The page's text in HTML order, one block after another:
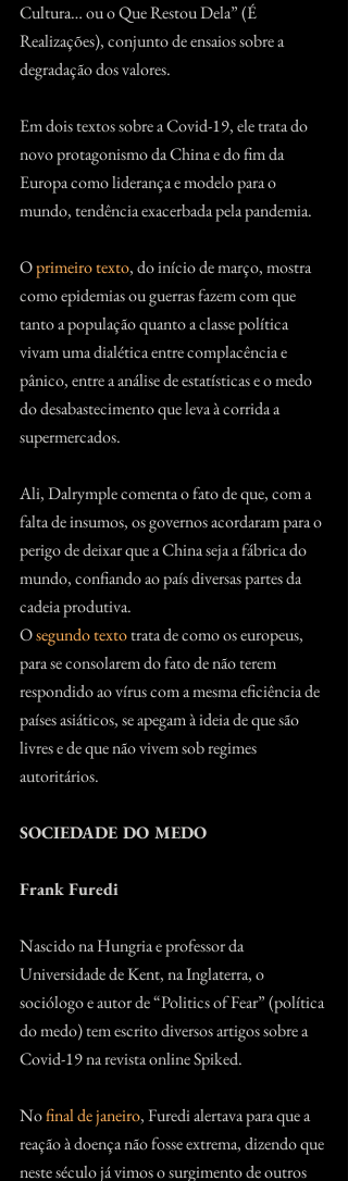
Cultura… ou o Que Restou Dela” (É
Realizações), conjunto de ensaios sobre a
degradação dos valores.
Em dois textos sobre a Covid-19, ele trata do
novo protagonismo da China e do fim da
Europa como liderança e modelo para o
mundo, tendência exacerbada pela pandemia.
O primeiro texto, do início de março, mostra
como epidemias ou guerras fazem com que
tanto a população quanto a classe política
vivam uma dialética entre complacência e
pânico, entre a análise de estatísticas e o medo
do desabastecimento que leva à corrida a
supermercados.
Ali, Dalrymple comenta o fato de que, com a
falta de insumos, os governos acordaram para o
perigo de deixar que a China seja a fábrica do
mundo, confiando ao país diversas partes da
cadeia produtiva.
O segundo texto trata de como os europeus,
para se consolarem do fato de não terem
respondido ao vírus com a mesma eficiência de
países asiáticos, se apegam à ideia de que são
livres e de que não vivem sob regimes
autoritários.
SOCIEDADE DO MEDO
Frank Furedi
Nascido na Hungria e professor da
Universidade de Kent, na Inglaterra, o
sociólogo e autor de “Politics of Fear” (política
do medo) tem escrito diversos artigos sobre a
Covid-19 na revista online Spiked.
No final de janeiro, Furedi alertava para que a
reação à doença não fosse extrema, dizendo que
neste século já vimos o surgimento de outros